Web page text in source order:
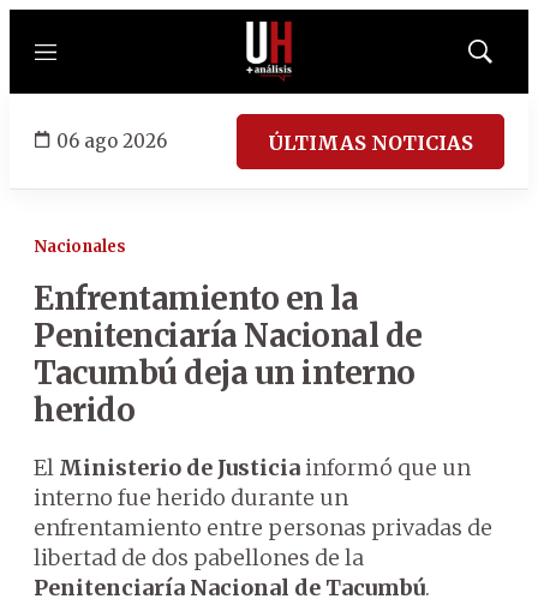
Menú
Mostrar
06 ago 2026 ÚLTIMAS NOTICIAS
Nacionales
Enfrentamiento en la
Penitenciaría Nacional de
Tacumbú deja un interno
herido
El Ministerio de Justiciainformó que un
interno fue herido durante un
enfrentamiento entre personas privadas de
libertad de dos pabellones de la
Penitenciaría Nacional de Tacumbú.